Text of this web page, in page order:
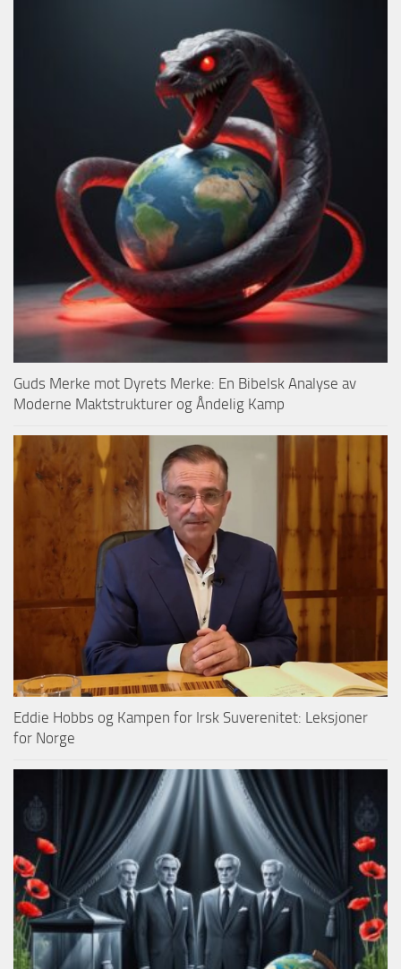
Guds Merke mot Dyrets Merke: En Bibelsk Analyse av
Moderne Maktstrukturer og Åndelig Kamp
Eddie Hobbs og Kampen for Irsk Suverenitet: Leksjoner
for Norge